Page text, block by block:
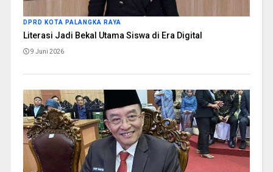
DPRD KOTA PALANGKA RAYA
Literasi Jadi Bekal Utama Siswa di Era Digital
9 Juni 2026